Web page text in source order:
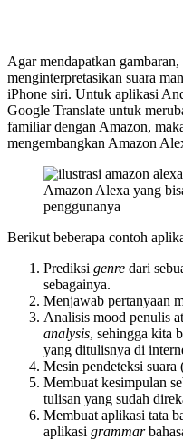
Agar mendapatkan
menginterpretasikan suara
iPhone siri. Untuk aplikasi
Google Translate untuk
familiar dengan Amazon,
mengembangkan Amazon
Amazon Alexa yang
penggunanya
Berikut beberapa contoh
Prediksi genre dari
sebagainya.
Menjawab pertanyaan
Analisis mood penulis
analysis, sehingga kita
yang ditulisnya di
Mesin pendeteksi suara
Membuat kesimpulan
tulisan yang sudah
Membuat aplikasi tata
aplikasi grammar